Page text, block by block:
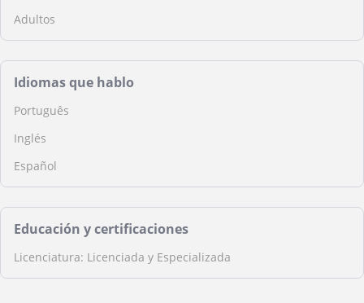
Adultos
Idiomas que hablo
Português
Inglés
Español
Educación y certificaciones
Licenciatura: Licenciada y Especializada